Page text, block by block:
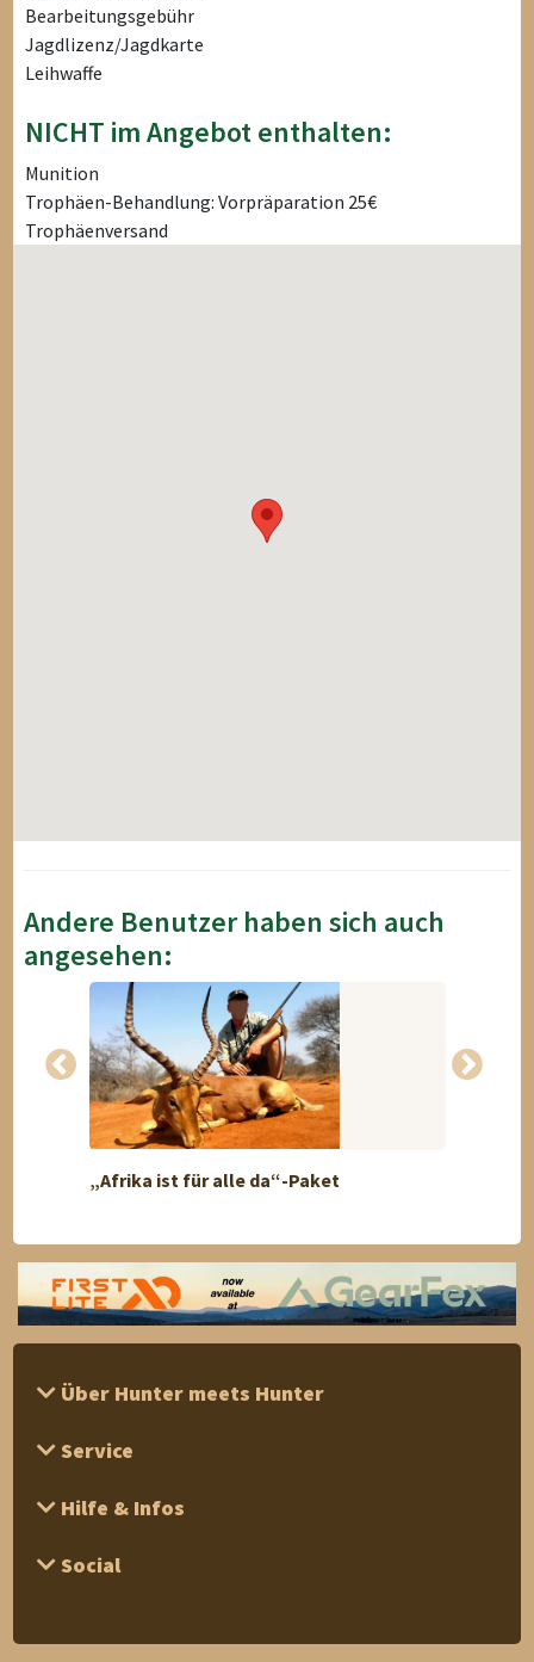
Bearbeitungsgebühr
Jagdlizenz/Jagdkarte
Leihwaffe
NICHT im Angebot enthalten:
Munition
Trophäen-Behandlung: Vorpräparation 25€
Trophäenversand
Andere Benutzer haben sich auch
angesehen:
„Afrika ist für alle da“-Paket
Über Hunter meets Hunter
Service
Hilfe & Infos
Social